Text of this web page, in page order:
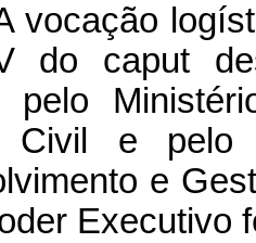
vocação
do caput
pelo
Civil e pelo
e
Executivo